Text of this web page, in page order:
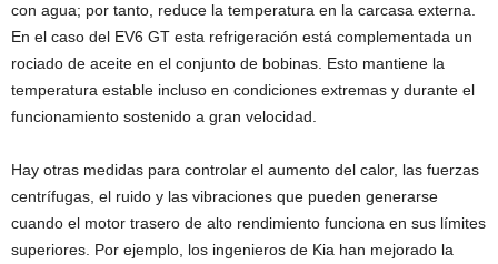
con agua; por tanto, reduce la temperatura en la carcasa externa.
En el caso del EV6 GT esta refrigeración está complementada un
rociado de aceite en el conjunto de bobinas. Esto mantiene la
temperatura estable incluso en condiciones extremas y durante el
funcionamiento sostenido a gran velocidad.
Hay otras medidas para controlar el aumento del calor, las fuerzas
centrífugas, el ruido y las vibraciones que pueden generarse
cuando el motor trasero de alto rendimiento funciona en sus límites
superiores. Por ejemplo, los ingenieros de Kia han mejorado la